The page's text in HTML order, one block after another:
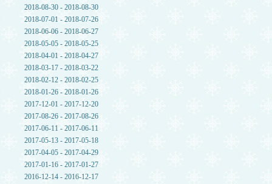
2018-08-30 - 2018-08-30
2018-07-01 - 2018-07-26
2018-06-06 - 2018-06-27
2018-05-05 - 2018-05-25
2018-04-01 - 2018-04-27
2018-03-17 - 2018-03-22
2018-02-12 - 2018-02-25
2018-01-26 - 2018-01-26
2017-12-01 - 2017-12-20
2017-08-26 - 2017-08-26
2017-06-11 - 2017-06-11
2017-05-13 - 2017-05-18
2017-04-05 - 2017-04-29
2017-01-16 - 2017-01-27
2016-12-14 - 2016-12-17